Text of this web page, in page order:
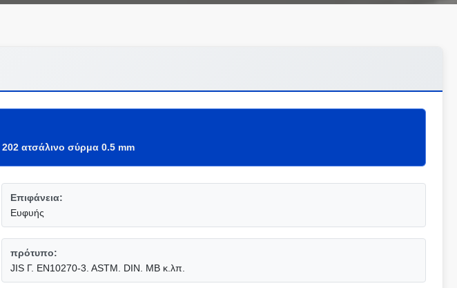
202 ατσάλινο σύρμα 0.5 mm
Επιφάνεια:
Ευφυής
πρότυπο:
JIS Γ. EN10270-3. ASTM. DIN. ΜΒ κ.λπ.